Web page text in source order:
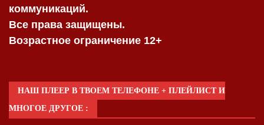
коммуникаций.
Все права защищены.
Возрастное ограничение 12+
НАШ ПЛЕЕР В ТВОЕМ ТЕЛЕФОНЕ + ПЛЕЙЛИСТ И
МНОГОЕ ДРУГОЕ :